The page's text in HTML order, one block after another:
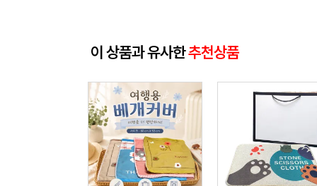
이 상품과 유사한추천상품